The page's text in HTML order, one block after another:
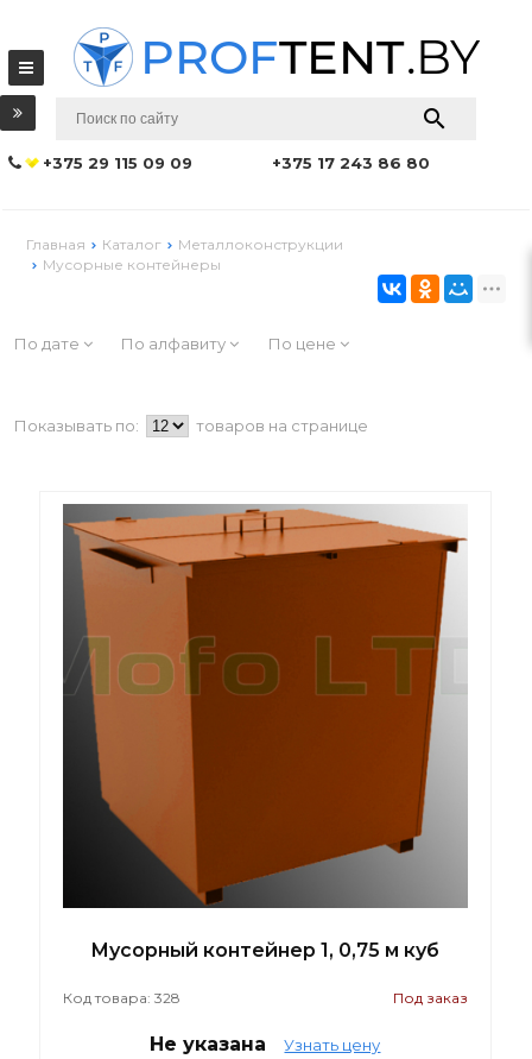
+375 29 115 09 09 +375 17 243 86 80
Главная Каталог
Металлоконструкции
Мусорные контейнеры
По дате По алфавиту По цене
Показывать по: товаров на странице
Мусорный контейнер 1, 0,75 м куб
Код товара: 328 Под заказ
Не указана Узнать цену